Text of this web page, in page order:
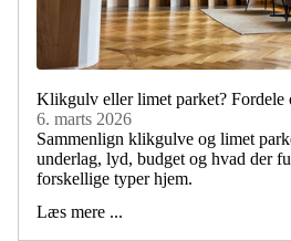
Klikgulv eller limet parket? Fordele
6. marts 2026
Sammenlign klikgulve og limet
underlag, lyd, budget og hvad der
forskellige typer hjem.
Læs mere ...